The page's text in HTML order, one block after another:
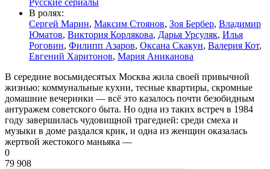
Русские сериалы
В ролях:
Сергей Марин, Максим Стоянов, Зоя Бербер, Владимир
Юматов, Виктория Корлякова, Дарья Урсуляк, Илья
Роговин, Филипп Азаров, Оксана Скакун, Валерия Кот,
Евгений Харитонов, Мария Аниканова
В середине восьмидесятых Москва жила своей привычной
жизнью: коммунальные кухни, тесные квартиры, скромные
домашние вечеринки — всё это казалось почти безобидным
антуражем советского быта. Но одна из таких встреч в 1984
году завершилась чудовищной трагедией: среди смеха и
музыки в доме раздался крик, и одна из женщин оказалась
жертвой жестокого маньяка —
0
79 908